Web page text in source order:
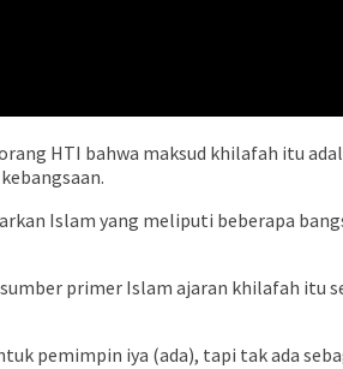
HTI bahwa maksud khilafah itu
Islam yang meliputi beberapa
primer Islam ajaran khilafah itu
pemimpin iya (ada), tapi tak ada